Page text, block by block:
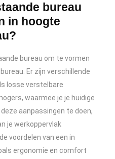
bureau
in hoogte
bureau om te vormen
Er zijn verschillende
losse verstelbare
waarmee je je huidige
aanpassingen te doen,
je werkoppervlak
voordelen van een in
ergonomie en comfort